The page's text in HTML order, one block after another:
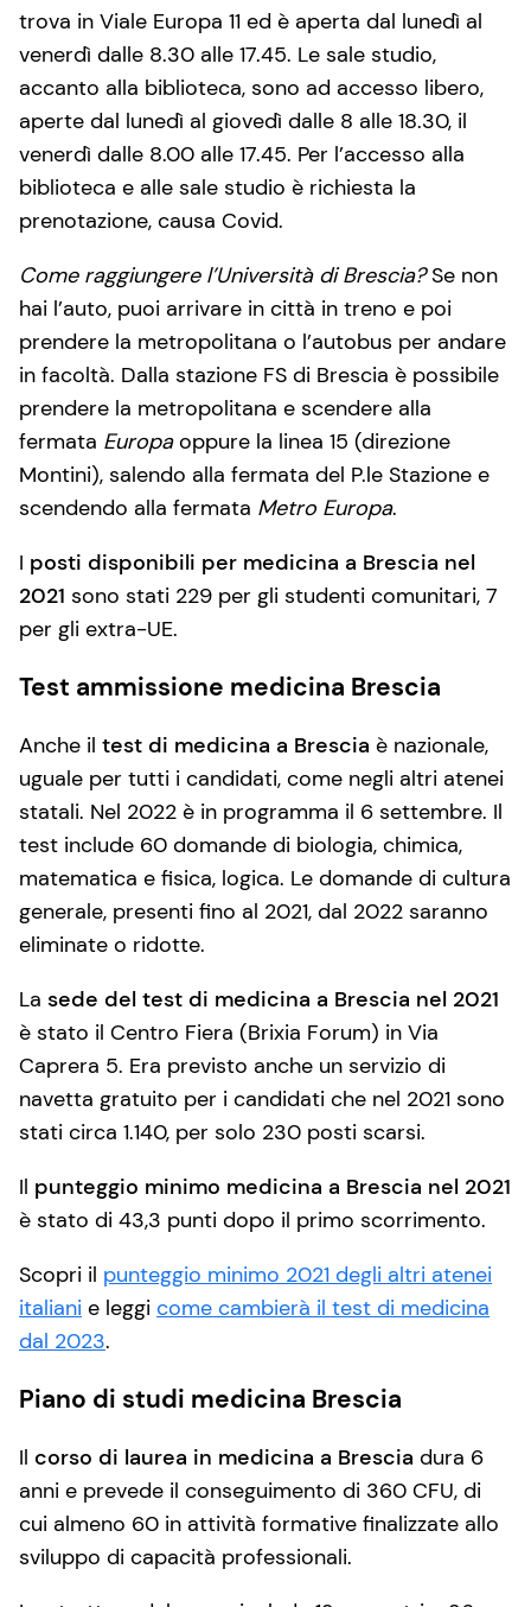
trova in Viale Europa 11 ed è aperta dal lunedì al
venerdì dalle 8.30 alle 17.45. Le sale studio,
accanto alla biblioteca, sono ad accesso libero,
aperte dal lunedì al giovedì dalle 8 alle 18.30, il
venerdì dalle 8.00 alle 17.45. Per l’accesso alla
biblioteca e alle sale studio è richiesta la
prenotazione, causa Covid.
Come raggiungere l’Università di Brescia?Se non
hai l’auto, puoi arrivare in città in treno e poi
prendere la metropolitana o l’autobus per andare
in facoltà. Dalla stazione FS di Brescia è possibile
prendere la metropolitana e scendere alla
fermata Europaoppure la linea 15 (direzione
Montini), salendo alla fermata del P.le Stazione e
scendendo alla fermata Metro Europa.
I posti disponibili per medicina a Brescia nel
2021 sono stati 229 per gli studenti comunitari, 7
per gli extra-UE.
Test ammissione medicina Brescia
Anche il test di medicina a Brescia è nazionale,
uguale per tutti i candidati, come negli altri atenei
statali. Nel 2022 è in programma il 6 settembre. Il
test include 60 domande di biologia, chimica,
matematica e fisica, logica. Le domande di cultura
generale, presenti fino al 2021, dal 2022 saranno
eliminate o ridotte.
La sede del test di medicina a Brescia nel 2021
è stato il Centro Fiera (Brixia Forum) in Via
Caprera 5. Era previsto anche un servizio di
navetta gratuito per i candidati che nel 2021 sono
stati circa 1.140, per solo 230 posti scarsi.
Il punteggio minimo medicina a Brescia nel 2021
è stato di 43,3 punti dopo il primo scorrimento.
Scopri il punteggio minimo 2021 degli altri atenei
italiani e leggi come cambierà il test di medicina
dal 2023.
Piano di studi medicina Brescia
Il corso di laurea in medicina a Brescia dura 6
anni e prevede il conseguimento di 360 CFU, di
cui almeno 60 in attività formative finalizzate allo
sviluppo di capacità professionali.